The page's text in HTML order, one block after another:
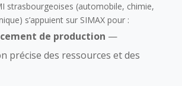
strasbourgeoises (automobile, chimie,
s’appuient sur SIMAX pour :
de production —
précise des ressources et des